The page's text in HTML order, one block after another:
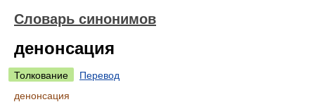
Словарь синонимов
денонсация
Толкование
Перевод
денонсация